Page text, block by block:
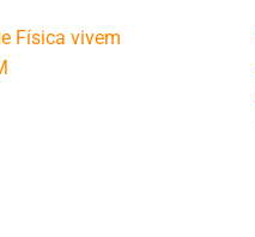
Física vivem